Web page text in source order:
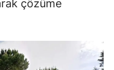
çözüme